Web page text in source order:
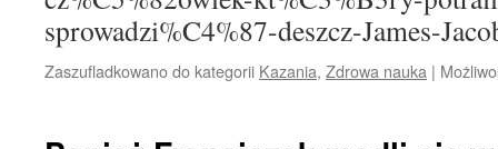
sprowadzi%C4%87-deszcz-James-
Zaszufladkowano do kategorii Kazania, Zdrowa nauka |